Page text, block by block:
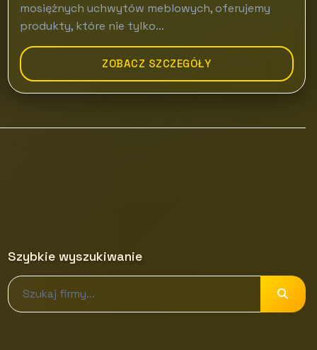
mosiężnych uchwytów meblowych, oferujemy
produkty, które nie tylko...
ZOBACZ SZCZEGÓŁY
Szybkie wyszukiwanie